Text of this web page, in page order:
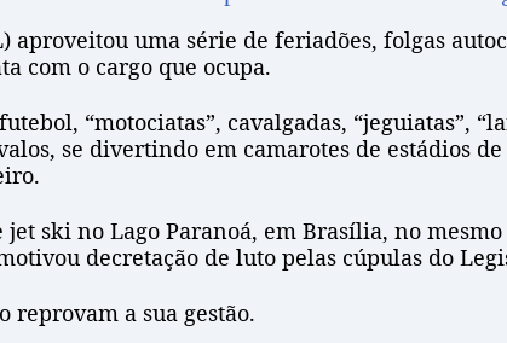
uma série de feriadões, folgas
com o cargo que ocupa.
“motociatas”, cavalgadas, “jeguiatas”,
se divertindo em camarotes de estádios
ski no Lago Paranoá, em Brasília, no
decretação de luto pelas cúpulas do
reprovam a sua gestão.